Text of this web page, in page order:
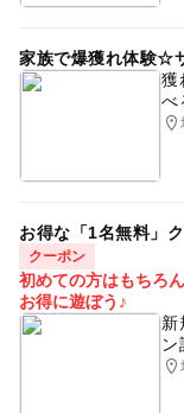
家族で爆獲れ体験☆
獲
べ
お得な「1名無料」
クーポン
初めての方はもちろ
お得に遊ぼう♪
新
ン